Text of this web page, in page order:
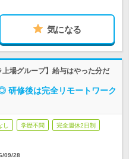
気になる
場グループ】給与はやった分だ
研修後は完全リモートワーク
し 学歴不問 完全週休2日制
09/28